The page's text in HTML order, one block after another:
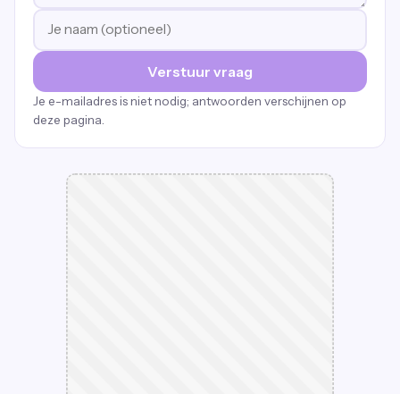
Verstuur vraag
Je e-mailadres is niet nodig; antwoorden verschijnen op
deze pagina.